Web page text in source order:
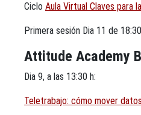
Ciclo Aula Virtual Claves para
Primera sesión Dia 11 de
Attitude Academy
Dia 9, a las 13:30 h:
Teletrabajo: cómo mover